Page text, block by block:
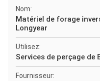
Nom:
Matériel de forage
Longyear
Utilisez:
Services de perçage de
Fournisseur: